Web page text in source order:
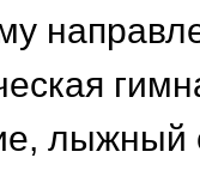
лыжный